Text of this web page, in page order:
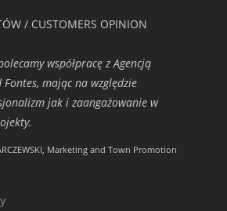
/ CUSTOMERS OPINION
współpracę z Agencją
Fontes, mając na względzie
jak i zaangażowanie w
Marketing and Town Promotion